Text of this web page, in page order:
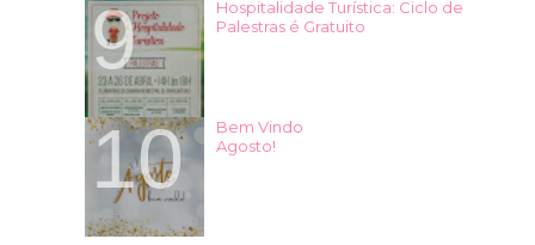
Hospitalidade Turística: Ciclo de
Palestras é Gratuito
Bem Vindo
Agosto!